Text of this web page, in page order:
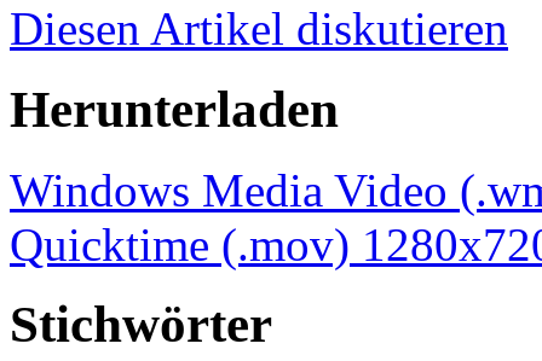
Diesen Artikel diskutieren
Herunterladen
Windows Media Video
Quicktime (.mov)
Stichwörter